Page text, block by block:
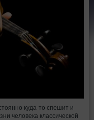
куда-то спешит и
человека классической